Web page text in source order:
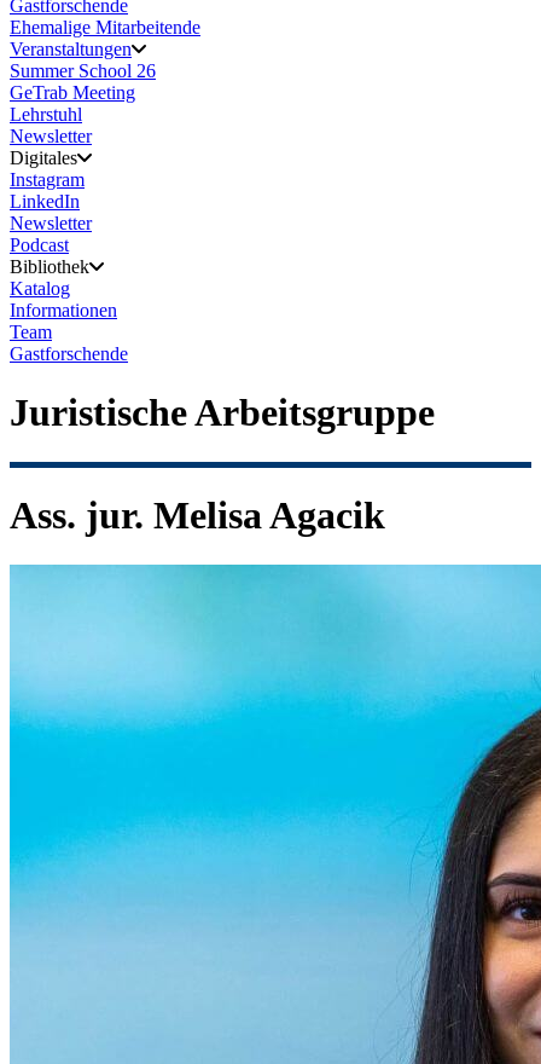
Gastforschende
Ehemalige Mitarbeitende
Veranstaltungen
Summer School 26
GeTrab Meeting
Lehrstuhl
Newsletter
Digitales
Instagram
LinkedIn
Newsletter
Podcast
Bibliothek
Katalog
Informationen
Team
Gastforschende
Juristische Arbeitsgruppe
Ass. jur. Melisa Agacik